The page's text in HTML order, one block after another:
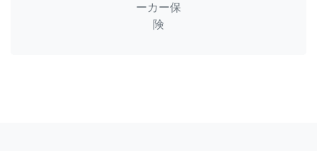
ーカー保
険